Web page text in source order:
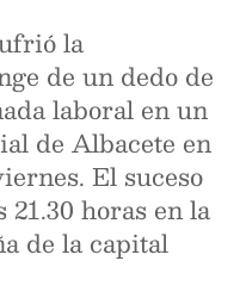
la
de un dedo de
laboral en un
de Albacete en
El suceso
horas en la
de la capital